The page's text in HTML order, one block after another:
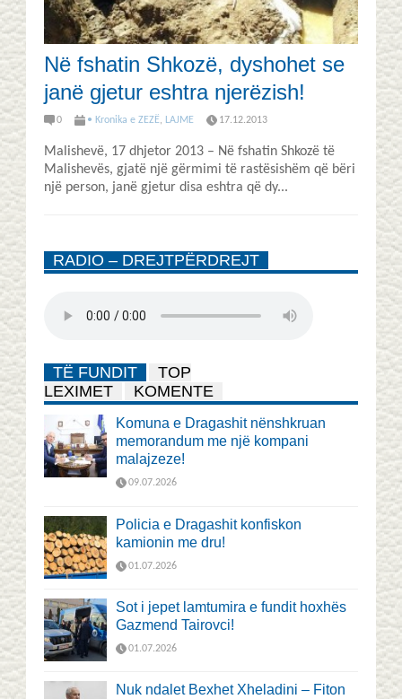
Në fshatin Shkozë, dyshohet se
janë gjetur eshtra njerëzish!
0 • Kronika e ZEZË, LAJME 17.12.2013
Malishevë, 17 dhjetor 2013 – Në fshatin Shkozë të
Malishevës, gjatë një gërmimi të rastësishëm që bëri
një person, janë gjetur disa eshtra që dy...
RADIO – DREJTPËRDREJT
TË FUNDIT
TOP
LEXIMET
KOMENTE
Komuna e Dragashit nënshkruan
memorandum me një kompani
malajzeze!
09.07.2026
Policia e Dragashit konfiskon
kamionin me dru!
01.07.2026
Sot i jepet lamtumira e fundit hoxhës
Gazmend Tairovci!
01.07.2026
Nuk ndalet Bexhet Xheladini – Fiton